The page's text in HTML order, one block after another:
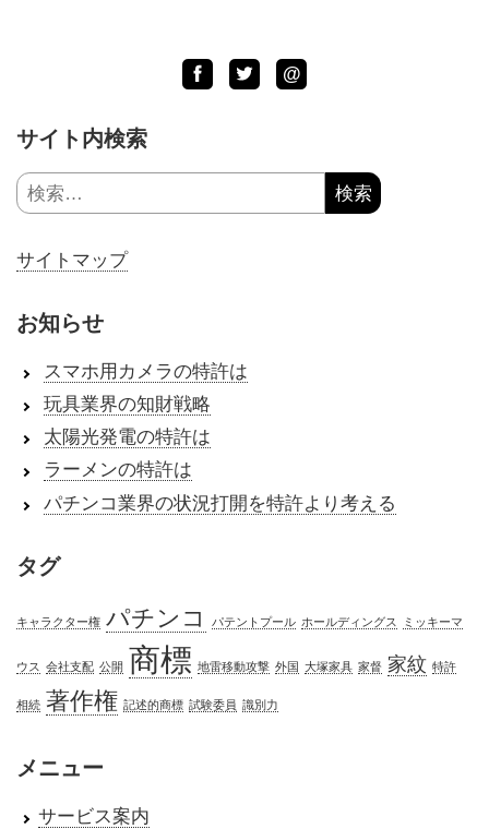
Facebook
TwitterLINE
@
サイト内検索
検
索:
サイトマップ
お知らせ
スマホ用カメラの特許は
玩具業界の知財戦略
太陽光発電の特許は
ラーメンの特許は
パチンコ業界の状況打開を特許より考える
タグ
キャラクター権 パチンコ パテントプール ホールディングス ミッキーマ
ウス 会社支配 公開 商標 地雷移動攻撃 外国 大塚家具 家督 家紋 特許
相続 著作権 記述的商標 試験委員 識別力
メニュー
サービス案内